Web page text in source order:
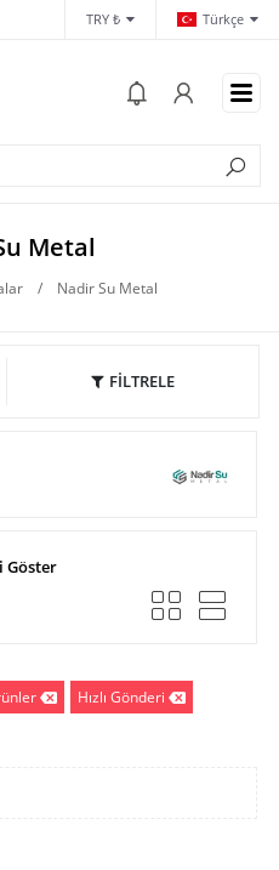
TRY ₺ Türkçe
Metal
/ Nadir Su Metal
FİLTRELE
Göster
Hızlı Gönderi